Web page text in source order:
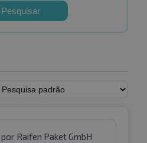
Pesquisar
por Raifen Paket GmbH